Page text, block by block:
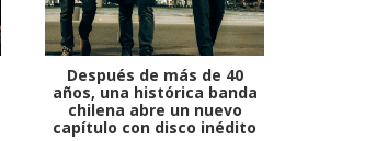
Después de más de 40
años, una histórica banda
chilena abre un nuevo
capítulo con disco inédito